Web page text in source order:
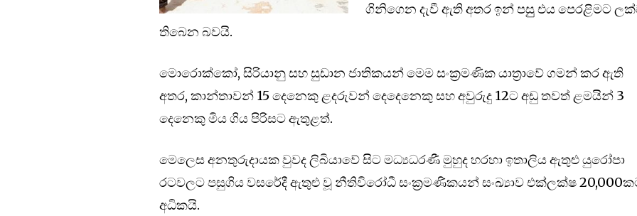
ගිනිග‌ෙන දැවී ඇති අතර ඉන් පසුු එය ප‌ෙරළිමට
තිබ‌ෙන බවයි.
මොරොක්කෝ, සිරියානු සහ සුඩාන ජාතිකයන් මෙම සංක්‍රමණික යාත්‍රාවේ ගමන් කර ඇති
අතර, කාන්තාවන් 15 දෙනෙකු ළදරුවන් දෙදෙනෙකු සහ අවුරුදු 12ට අඩු තවත් ළමයින් 3
දෙනෙකු මිය ගිය පිරිසට ඇතුළත්.
මෙලෙස අනතුරුදායක වුවද ලිබියාවේ සිට මධ්‍යධරණී මුහුද හරහා ඉතාලිය ඇතුළු යුරෝපා
රටවලට පසුගිය වසරේදී ඇතුළු වූ නීතිවිරෝධී සංක්‍රමණිකයන් සංඛ්‍යාව එක්ලක්ෂ
අධිකයි.